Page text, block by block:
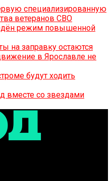
специализированную
ветеранов СВО
режим повышенной
на заправку остаются
в Ярославле не
будут ходить
вместе со звездами